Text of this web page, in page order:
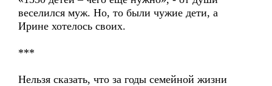
веселился муж. Но, то были чужие дети, а
Ирине хотелось своих.
***
Нельзя сказать, что за годы семейной жизни